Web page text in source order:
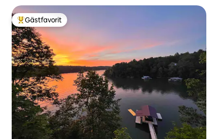
Populär gästfavorit
Gästfavorit